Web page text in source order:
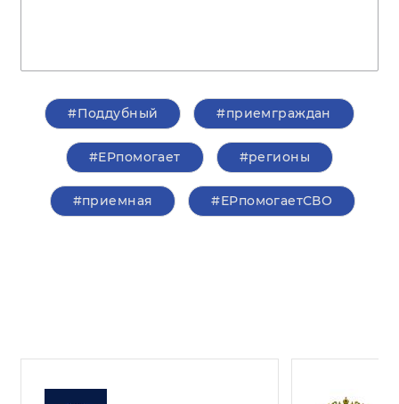
#Поддубный #приемграждан
#ЕРпомогает #регионы
#приемная #ЕРпомогаетСВО